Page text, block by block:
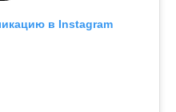
в Instagram